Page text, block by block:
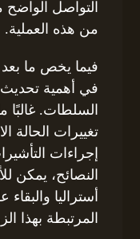
التواصل
من هذه العملية.
فيما يخص ما
في أهمية تحديث
السلطات. غالبًا
تغييرات الحالة
إجراءات
النصائح، يمكن
أستراليا
المرتبطة بهذا